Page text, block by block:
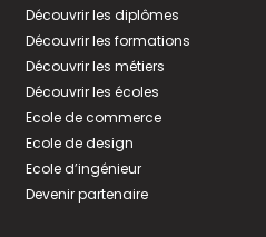
Découvrir les diplômes
Découvrir les formations
Découvrir les métiers
Découvrir les écoles
Ecole de commerce
Ecole de design
Ecole d’ingénieur
Devenir partenaire